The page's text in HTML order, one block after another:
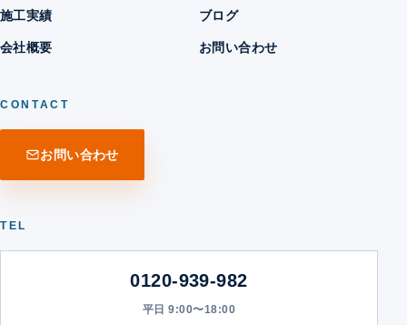
施工実績 ブログ
会社概要 お問い合わせ
CONTACT
お問い合わせ
TEL
0120-939-982
平日 9:00〜18:00